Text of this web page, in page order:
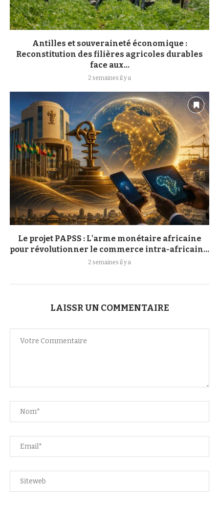
Antilles et souveraineté économique :
Reconstitution des filières agricoles durables
face aux...
2 semaines il y a
Le projet PAPSS : L’arme monétaire africaine
pour révolutionner le commerce intra-africain...
2 semaines il y a
LAISSR UN COMMENTAIRE